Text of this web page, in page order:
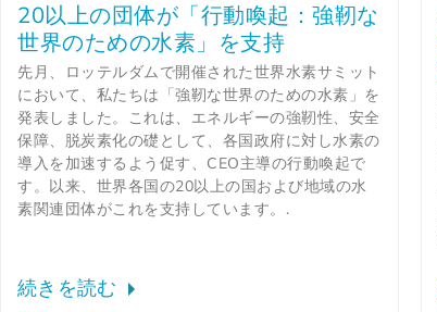
20以上の団体が「行動喚起：強靭な
世界のための水素」を支持
先月、ロッテルダムで開催された世界水素サミット
において、私たちは「強靭な世界のための水素」を
発表しました。これは、エネルギーの強靭性、安全
保障、脱炭素化の礎として、各国政府に対し水素の
導入を加速するよう促す、CEO主導の行動喚起で
す。以来、世界各国の20以上の国および地域の水
素関連団体がこれを支持しています。.
続きを読む